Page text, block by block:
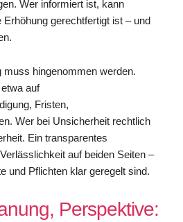
Wer informiert ist, kann
Erhöhung gerechtfertigt ist – und
muss hingenommen werden.
auf
Fristen,
Wer bei Unsicherheit rechtlich
Ein transparentes
auf beiden Seiten –
und Pflichten klar geregelt sind.
Perspektive: